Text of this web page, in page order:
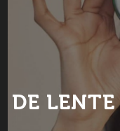
DE